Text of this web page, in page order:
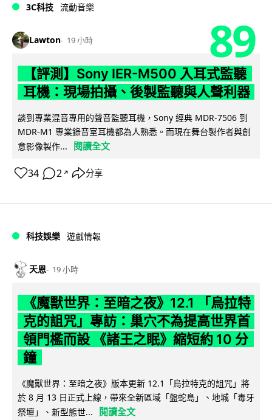
3C科技 流動音樂
Lawton 19 小時 89
【評測】Sony IER-M500 入耳式監聽
耳機：現場拍攝、後製監聽與人聲利器
談到專業混音專用的聲音監聽耳機，Sony 經典 MDR-7506 到
MDR-M1 專業錄音室耳機都為人熟悉。而現在舞台製作者與創
意影像製作...
閱讀全文
34 2 ↗ 分享
科技娛樂 遊戲情報
天恩 19 小時
《魔獸世界：至暗之夜》12.1 「烏拉特
克的詛咒」專訪：巢穴不為提高世界首
領門檻而設 《諸王之眠》縮短約 10 分
鐘
《魔獸世界：至暗之夜》版本更新 12.1「烏拉特克的詛咒」將
於 8 月 13 日正式上線，帶來全新區域「盤蛇島」、地城「毒牙
祭壇」、新型態世...
閱讀全文